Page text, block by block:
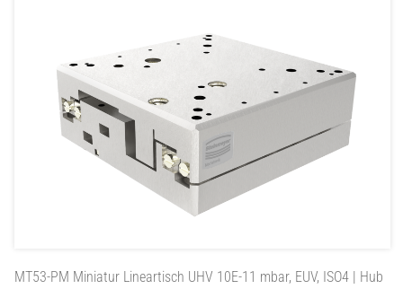
MT53-PM Miniatur Lineartisch UHV 10E-11 mbar, EUV, ISO4 | Hub